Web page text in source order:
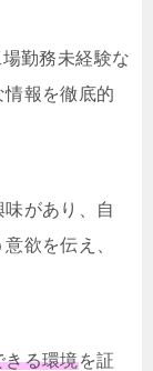
勤務未経験な
報を徹底的
があり、自
欲を伝え、
きる環境を証